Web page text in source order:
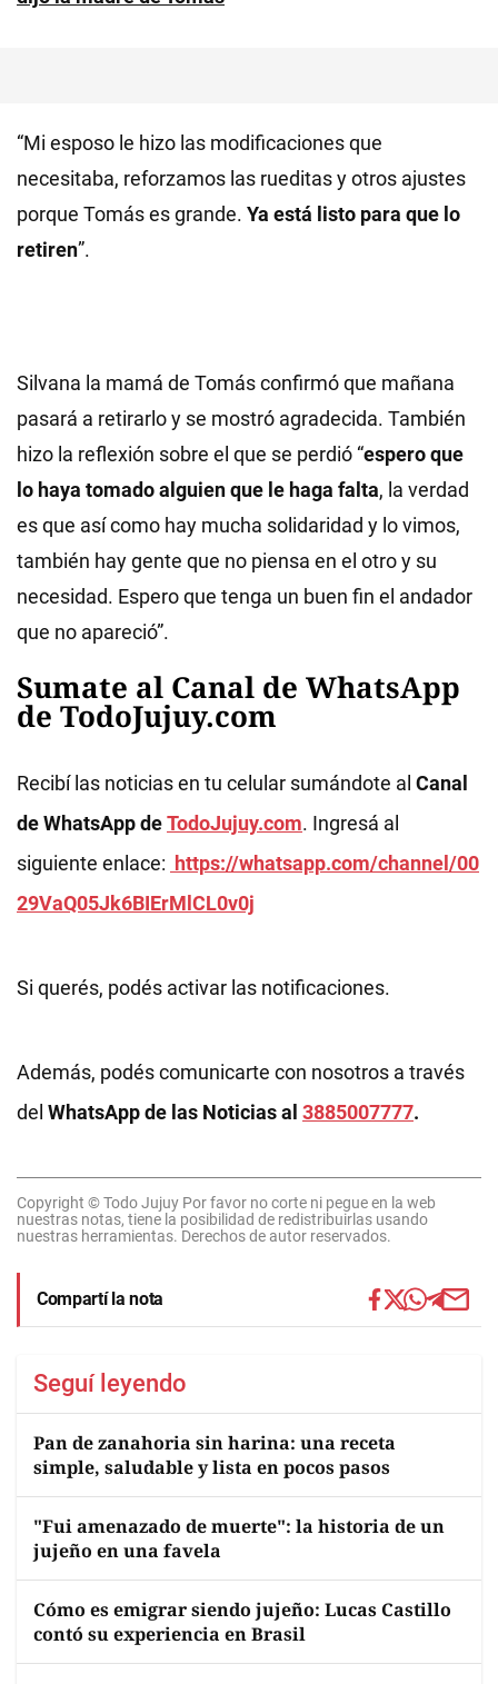
“Mi esposo le hizo las modificaciones que
necesitaba, reforzamos las rueditas y otros ajustes
porque Tomás es grande. Ya está listo para que lo
retiren”.
Silvana la mamá de Tomás confirmó que mañana
pasará a retirarlo y se mostró agradecida. También
hizo la reflexión sobre el que se perdió “espero que
lo haya tomado alguien que le haga falta, la verdad
es que así como hay mucha solidaridad y lo vimos,
también hay gente que no piensa en el otro y su
necesidad. Espero que tenga un buen fin el andador
que no apareció”.
Sumate al Canal de WhatsApp
de TodoJujuy.com
Recibí las noticias en tu celular sumándote al Canal
de WhatsApp deTodoJujuy.com. Ingresá al
siguiente enlace: https://whatsapp.com/channel/00
29VaQ05Jk6BIErMlCL0v0j
Si querés, podés activar las notificaciones.
Además, podés comunicarte con nosotros a través
del WhatsApp de las Noticias al 3885007777.
Copyright © Todo Jujuy Por favor no corte ni pegue en la web
nuestras notas, tiene la posibilidad de redistribuirlas usando
nuestras herramientas. Derechos de autor reservados.
Compartí la nota
Seguí leyendo
Pan de zanahoria sin harina: una receta
simple, saludable y lista en pocos pasos
"Fui amenazado de muerte": la historia de un
jujeño en una favela
Cómo es emigrar siendo jujeño: Lucas Castillo
contó su experiencia en Brasil